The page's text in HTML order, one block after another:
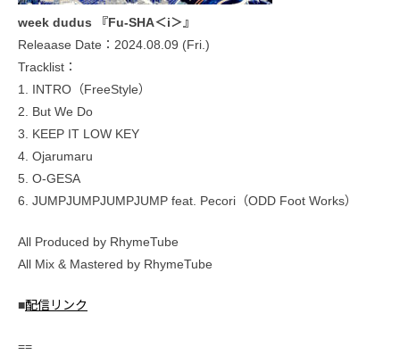
week dudus 『Fu-SHA＜i＞』
Releaase Date：2024.08.09 (Fri.)
Tracklist：
1. INTRO（FreeStyle）
2. But We Do
3. KEEP IT LOW KEY
4. Ojarumaru
5. O-GESA
6. JUMPJUMPJUMPJUMP feat. Pecori（ODD Foot Works）
All Produced by RhymeTube
All Mix & Mastered by RhymeTube
■配信リンク
==